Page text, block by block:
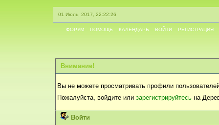
01 Июль, 2017, 22:22:26
ФОРУМ ПОМОЩЬ КАЛЕНДАРЬ ВОЙТИ РЕГИСТРАЦИЯ
Внимание!
Вы не можете просматривать профили
Пожалуйста, войдите или зарегистрируйтесь на
Войти